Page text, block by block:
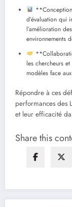
d’évaluation qui
l’amélioration
environnements
les chercheurs
modèles face
Répondre à ces
performances des
et leur efficacité
Share this